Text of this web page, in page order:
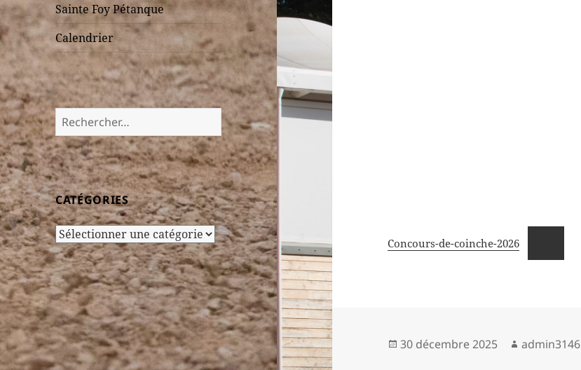
Sainte Foy Pétanque
Calendrier
Rechercher :
CATÉGORIES
Catégories
Concours-de-coinche-2026
Publié
30 décembre 2025 Auteur
admin3146